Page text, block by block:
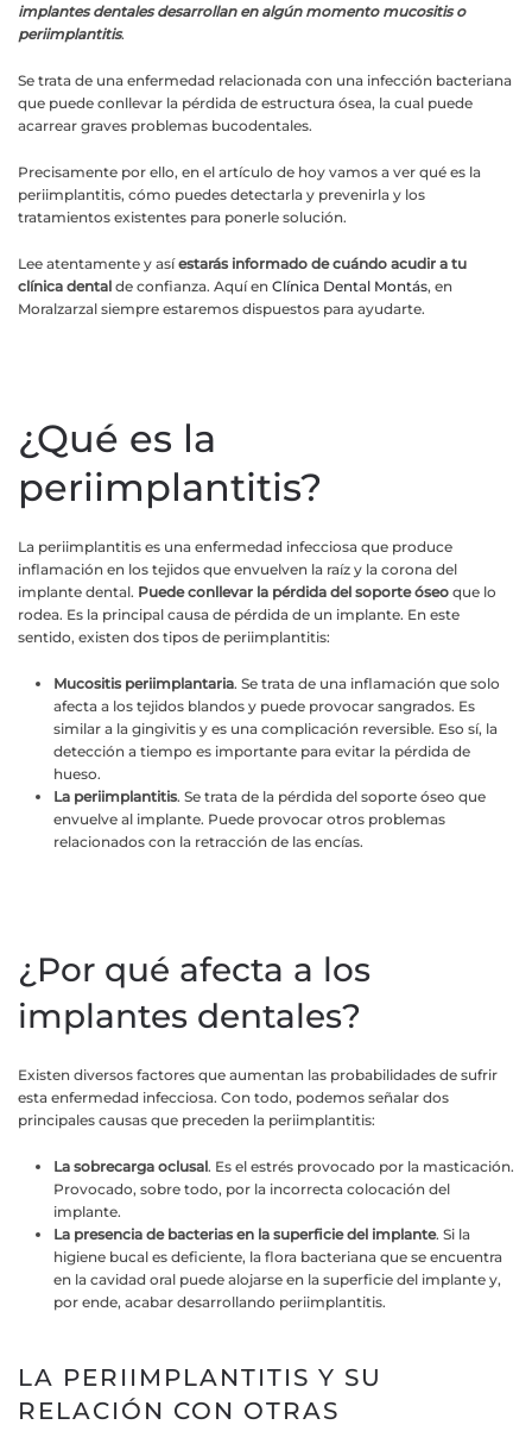
implantes dentales desarrollan en algún momento mucositis o
periimplantitis.
Se trata de una enfermedad relacionada con una infección bacteriana
que puede conllevar la pérdida de estructura ósea, la cual puede
acarrear graves problemas bucodentales.
Precisamente por ello, en el artículo de hoy vamos a ver qué es la
periimplantitis, cómo puedes detectarla y prevenirla y los
tratamientos existentes para ponerle solución.
Lee atentamente y asíestarás informado de cuándo acudir a tu
clínica dental de confianza. Aquí en Clínica Dental Montás, en
Moralzarzal siempre estaremos dispuestos para ayudarte.
¿Qué es la
periimplantitis?
La periimplantitis es una enfermedad infecciosa que produce
inflamación en los tejidos que envuelven la raíz y la corona del
implante dental. Puede conllevar la pérdida del soporte óseo que lo
rodea. Es la principal causa de pérdida de un implante. En este
sentido, existen dos tipos de periimplantitis:
Mucositis periimplantaria. Se trata de una inflamación que solo
afecta a los tejidos blandos y puede provocar sangrados. Es
similar a la gingivitis y es una complicación reversible. Eso sí, la
detección a tiempo es importante para evitar la pérdida de
hueso.
La periimplantitis. Se trata de la pérdida del soporte óseo que
envuelve al implante. Puede provocar otros problemas
relacionados con la retracción de las encías.
¿Por qué afecta a los
implantes dentales?
Existen diversos factores que aumentan las probabilidades de sufrir
esta enfermedad infecciosa. Con todo, podemos señalar dos
principales causas que preceden la periimplantitis:
La sobrecarga oclusal. Es el estrés provocado por la masticación.
Provocado, sobre todo, por la incorrecta colocación del
implante.
La presencia de bacterias en la superficie del implante. Si la
higiene bucal es deficiente, la flora bacteriana que se encuentra
en la cavidad oral puede alojarse en la superficie del implante y,
por ende, acabar desarrollando periimplantitis.
LA PERIIMPLANTITIS Y SU
RELACIÓN CON OTRAS